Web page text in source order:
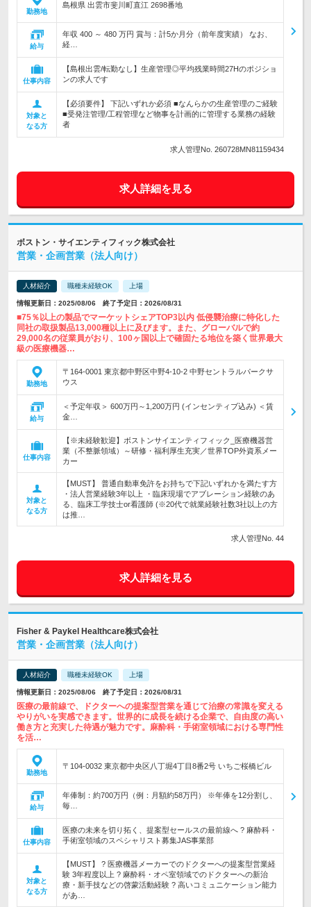
勤務地
島根県 出雲市斐川町直江 2698番地
給与
年収 400 ～ 480 万円 賞与：計5か月分（前年度実績） なお、
経…
仕事内容
【島根出雲/転勤なし】生産管理◎平均残業時間27Hのポジショ
ンの求人です
対象と
なる方
【必須要件】 下記いずれか必須 ■なんらかの生産管理のご経験
■受発注管理/工程管理など物事を計画的に管理する業務の経験
者
求人管理No. 260728MN81159434
求人詳細を見る
ボストン・サイエンティフィック株式会社
営業・企画営業（法人向け）
人材紹介 職種未経験OK 上場
情報更新日：2025/08/06 終了予定日：2026/08/31
■75％以上の製品でマーケットシェアTOP3以内 低侵襲治療に特化した
同社の取扱製品13,000種以上に及びます。また、グローバルで約
29,000名の従業員がおり、100ヶ国以上で確固たる地位を築く世界最大
級の医療機器…
勤務地
〒164-0001 東京都中野区中野4-10-2 中野セントラルパークサ
ウス
給与
＜予定年収＞ 600万円～1,200万円 (インセンティブ込み) ＜賃
金…
仕事内容
【※未経験歓迎】ボストンサイエンティフィック_医療機器営
業（不整脈領域）～研修・福利厚生充実／世界TOP外資系メー
カー
対象と
なる方
【MUST】 普通自動車免許をお持ちで下記いずれかを満たす方
・法人営業経験3年以上 ・臨床現場でアブレーション経験のあ
る、臨床工学技士or看護師 (※20代で就業経験社数3社以上の方
は推…
求人管理No. 44
求人詳細を見る
Fisher & Paykel Healthcare株式会社
営業・企画営業（法人向け）
人材紹介 職種未経験OK 上場
情報更新日：2025/08/06 終了予定日：2026/08/31
医療の最前線で、ドクターへの提案型営業を通じて治療の常識を変える
やりがいを実感できます。世界的に成長を続ける企業で、自由度の高い
働き方と充実した待遇が魅力です。麻酔科・手術室領域における専門性
を活…
勤務地
〒104-0032 東京都中央区八丁堀4丁目8番2号 いちご桜橋ビル
給与
年俸制：約700万円（例：月額約58万円） ※年俸を12分割し、
毎…
仕事内容
医療の未来を切り拓く、提案型セールスの最前線へ ? 麻酔科・
手術室領域のスペシャリスト募集JAS事業部
対象と
なる方
【MUST】 ? 医療機器メーカーでのドクターへの提案型営業経
験 3年程度以上 ? 麻酔科・オペ室領域でのドクターへの新治
療・新手技などの啓蒙活動経験 ? 高いコミュニケーション能力
があ…